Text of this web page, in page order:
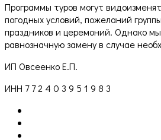
Программы туров могут
погодных условий, пожеланий
праздников и церемоний. Однако
равнозначную замену в случае
ИП Овсеенко Е.П.
ИНН 7 7 2 4 0 3 9 5 1 9 8 3